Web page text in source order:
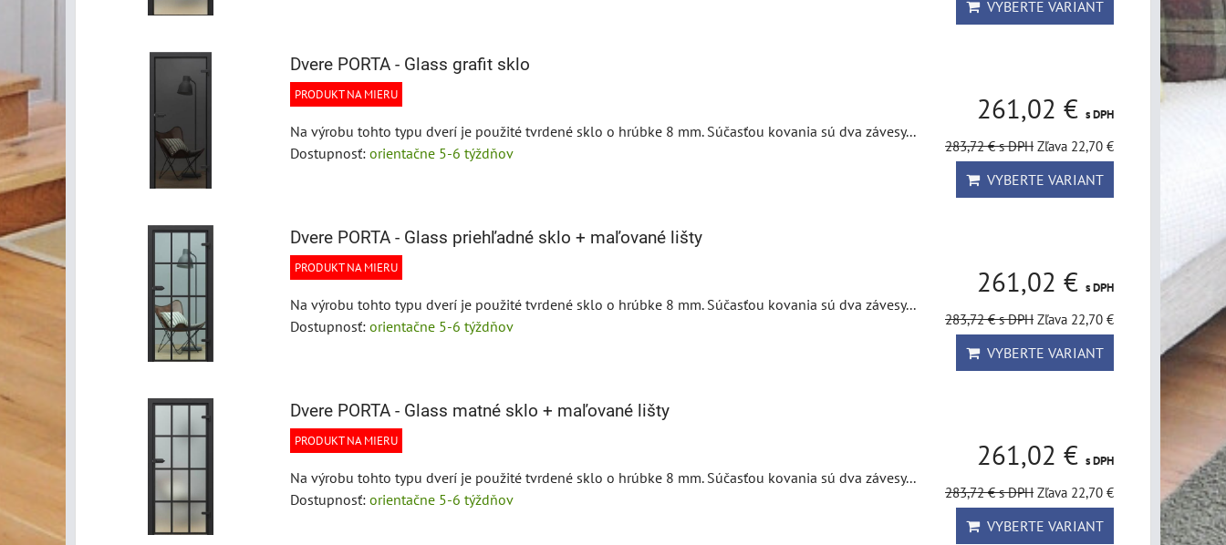
VYBERTE VARIANT
Dvere PORTA - Glass grafit sklo
PRODUKT NA MIERU
Na výrobu tohto typu dverí je použité tvrdené sklo o hrúbke 8 mm. Súčasťou kovania sú dva závesy...
Dostupnosť: orientačne 5-6 týždňov
261,02 € s DPH
283,72 €s DPH Zľava 22,70 €
VYBERTE VARIANT
Dvere PORTA - Glass priehľadné sklo + maľované lišty
PRODUKT NA MIERU
Na výrobu tohto typu dverí je použité tvrdené sklo o hrúbke 8 mm. Súčasťou kovania sú dva závesy...
Dostupnosť: orientačne 5-6 týždňov
261,02 € s DPH
283,72 €s DPH Zľava 22,70 €
VYBERTE VARIANT
Dvere PORTA - Glass matné sklo + maľované lišty
PRODUKT NA MIERU
Na výrobu tohto typu dverí je použité tvrdené sklo o hrúbke 8 mm. Súčasťou kovania sú dva závesy...
Dostupnosť: orientačne 5-6 týždňov
261,02 € s DPH
283,72 €s DPH Zľava 22,70 €
VYBERTE VARIANT